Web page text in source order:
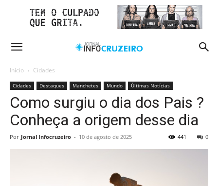
Início Cidades
Cidades Destaques Manchetes Mundo Últimas Notícias
Como surgiu o dia dos Pais ?
Conheça a origem desse dia
Por Jornal Infocruzeiro - 10 de agosto de 2025 0
441